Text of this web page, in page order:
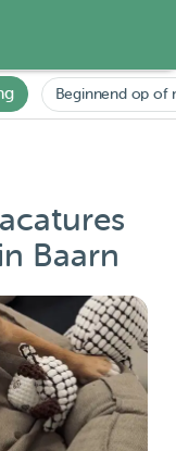
Beginnend op of
Baarn